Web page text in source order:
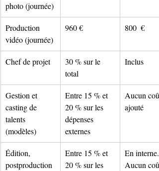
photo (journée)
Production
vidéo (journée)
960 € 800  €
Chef de projet
30 % sur le
total
Inclus
Gestion et
casting de
talents
(modèles)
Entre 15 % et
20 % sur les
dépenses
externes
Aucun coût
ajouté
Édition,
postproduction
Entre 15 % et
20 % sur les
En interne.
Aucun coût